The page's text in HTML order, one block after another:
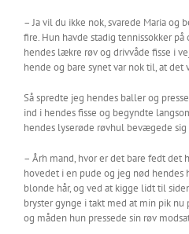
– Ja vil du ikke nok, svarede Maria og
fire. Hun havde stadig tennissokker
hendes lækre røv og drivvåde fisse i
hende og bare synet var nok til, at
Så spredte jeg hendes baller og
ind i hendes fisse og begyndte
hendes lyserøde røvhul bevægede
– Årh mand, hvor er det bare fedt det
hovedet i en pude og jeg nød hendes
blonde hår, og ved at kigge lidt til
bryster gynge i takt med at min pik nu
og måden hun pressede sin røv